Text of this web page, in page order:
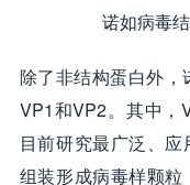
诺如病毒
除了非结构蛋白外，
VP1和VP2。其中，
目前研究最广泛、
组装形成病毒样颗